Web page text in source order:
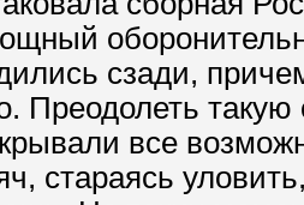
сзади,
Преодолеть
все
стараясь